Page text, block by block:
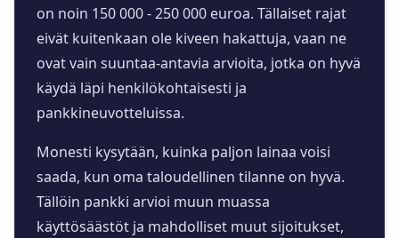
on noin 150 000 - 250 000 euroa. Tällaiset rajat
eivät kuitenkaan ole kiveen hakattuja, vaan ne
ovat vain suuntaa-antavia arvioita, jotka on hyvä
käydä läpi henkilökohtaisesti ja
pankkineuvotteluissa.
Monesti kysytään, kuinka paljon lainaa voisi
saada, kun oma taloudellinen tilanne on hyvä.
Tällöin pankki arvioi muun muassa
käyttösäästöt ja mahdolliset muut sijoitukset,